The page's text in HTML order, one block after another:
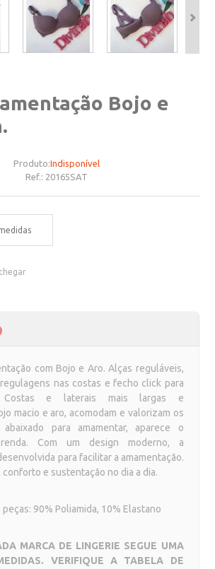
Bojo e
Produto:Indisponível
Ref.: 20165SAT
com Bojo e Aro. Alças reguláveis,
nas costas e fecho click para
Costas e laterais mais largas e
macio e aro, acomodam e valorizam os
para amamentar, aparece o
Com um design moderno, a
para facilitar a amamentação.
e sustentação no dia a dia.
90% Poliamida, 10% Elastano
MARCA DE LINGERIE SEGUE UMA
VERIFIQUE A TABELA DE